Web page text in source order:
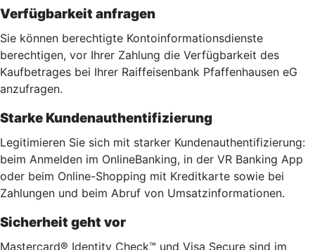
Verfügbarkeit anfragen
Sie können berechtigte Kontoinformationsdienste
berechtigen, vor Ihrer Zahlung die Verfügbarkeit des
Kaufbetrages bei Ihrer Raiffeisenbank Pfaffenhausen eG
anzufragen.
Starke Kundenauthentifizierung
Legitimieren Sie sich mit starker Kundenauthentifizierung:
beim Anmelden im OnlineBanking, in der VR Banking App
oder beim Online-Shopping mit Kreditkarte sowie bei
Zahlungen und beim Abruf von Umsatzinformationen.
Sicherheit geht vor
Mastercard® Identity Check™ und Visa Secure sind im